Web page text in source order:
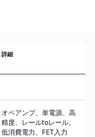
詳細
オペアンプ、単電源、高
精度、レールtoレール、
低消費電力、FET入力